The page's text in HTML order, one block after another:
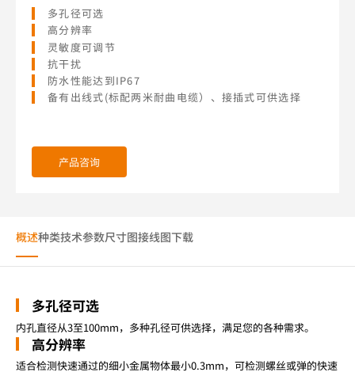
多孔径可选
高分辨率
灵敏度可调节
抗干扰
防水性能达到IP67
备有出线式(标配两米耐曲电缆）、接插式可供选择
产品咨询
概述种类技术参数尺寸图接线图下载
多孔径可选
内孔直径从3至100mm，多种孔径可供选择，满足您的各种需求。
高分辨率
适合检测快速通过的细小金属物体最小0.3mm，可检测螺丝或弹的快速